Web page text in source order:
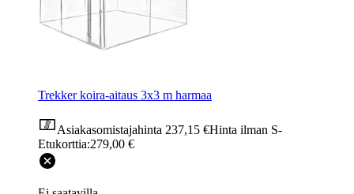
Trekker koira-aitaus 3x3 m harmaa
Asiakasomistajahinta 237,15 €Hinta ilman S-
Etukorttia:279,00 €